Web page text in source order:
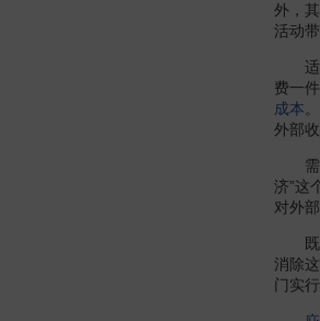
外，
活动
适当
费一
成本
外部
需要
济”这
对外
既然
消除
门实